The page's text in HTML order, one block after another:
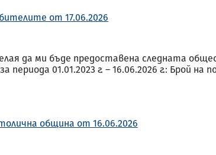
от 17.06.2026
да ми бъде предоставена следната
01.01.2023 г. – 16.06.2026 г.: Брой на
община от 16.06.2026